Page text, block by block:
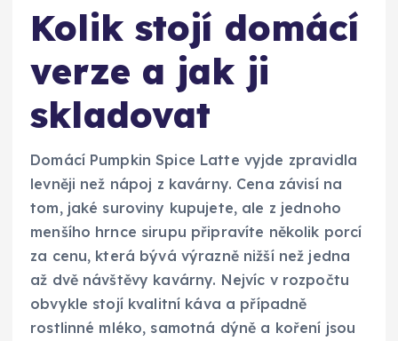
Kolik stojí domácí
verze a jak ji
skladovat
Domácí Pumpkin Spice Latte vyjde zpravidla
levněji než nápoj z kavárny. Cena závisí na
tom, jaké suroviny kupujete, ale z jednoho
menšího hrnce sirupu připravíte několik porcí
za cenu, která bývá výrazně nižší než jedna
až dvě návštěvy kavárny. Nejvíc v rozpočtu
obvykle stojí kvalitní káva a případně
rostlinné mléko, samotná dýně a koření jsou